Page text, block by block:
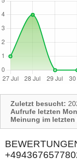
Zuletzt besucht:
Aufrufe letzten
Meinung im letzten